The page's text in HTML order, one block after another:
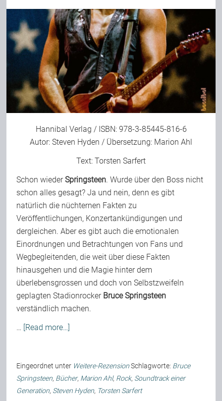
Hannibal Verlag / ISBN: 978-3-85445-816-6
Autor: Steven Hyden / Übersetzung: Marion Ahl
Text: Torsten Sarfert
Schon wiederSpringsteen. Wurde über den Boss nicht
schon alles gesagt? Ja und nein, denn es gibt
natürlich die nüchternen Fakten zu
Veröffentlichungen, Konzertankündigungen und
dergleichen. Aber es gibt auch die emotionalen
Einordnungen und Betrachtungen von Fans und
Wegbegleitenden, die weit über diese Fakten
hinausgehen und die Magie hinter dem
überlebensgrossen und doch von Selbstzweifeln
geplagten Stadionrocker Bruce Springsteen
verständlich machen.
… [Read more…]
Eingeordnet unter Weitere-Rezension Schlagworte: Bruce
Springsteen, Bücher, Marion Ahl, Rock, Soundtrack einer
Generation, Steven Hyden, Torsten Sarfert